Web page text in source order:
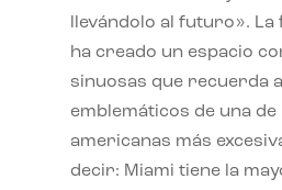
llevándolo al futuro».
ha creado un espacio
sinuosas que recuerda
emblemáticos de una de
americanas más
decir: Miami tiene la